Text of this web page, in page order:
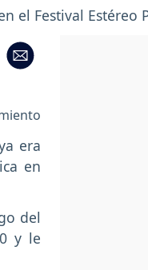
el Festival Estéreo
era
en
del
y le